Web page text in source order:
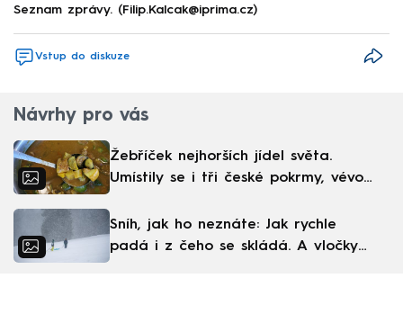
Seznam zprávy. (Filip.Kalcak@iprima.cz)
Vstup do diskuze
Návrhy pro vás
Žebříček nejhorších jídel světa.
Umístily se i tři české pokrmy, vévodí
Sníh, jak ho neznáte: Jak rychle
padá i z čeho se skládá. A vločky